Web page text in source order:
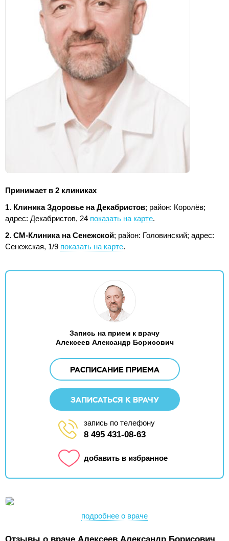
Принимает в 2 клиниках
1. Клиника Здоровье на Декабристов; район: Королёв;
адрес: Декабристов, 24 показать на карте.
2. СМ-Клиника на Сенежской; район: Головинский; адрес:
Сенежская, 1/9 показать на карте.
Запись на прием к врачу
Алексеев Александр Борисович
РАСПИСАНИЕ ПРИЕМА
ЗАПИСАТЬСЯ К ВРАЧУ
запись по телефону
8 495 431-08-63
добавить в избранное
подробнее о враче